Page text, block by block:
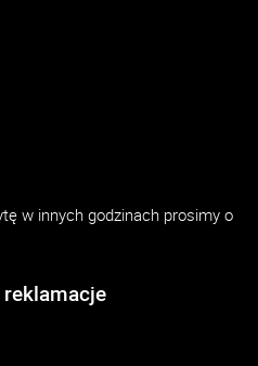
w innych godzinach prosimy o